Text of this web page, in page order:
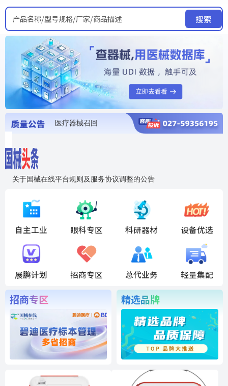
产品名称/型号规格/厂家/商品描述 搜索
医疗器械召回
关于国械在线平台规则及服务协议调整的公告
国药创研AED开启全国招商
自主工业 眼科专区 科研器材 设备优选
展鹏计划 招商专区 总代业务 轻量集配
招商专区 精选品牌